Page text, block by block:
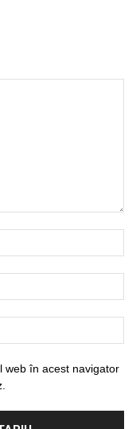
web în acest navigator